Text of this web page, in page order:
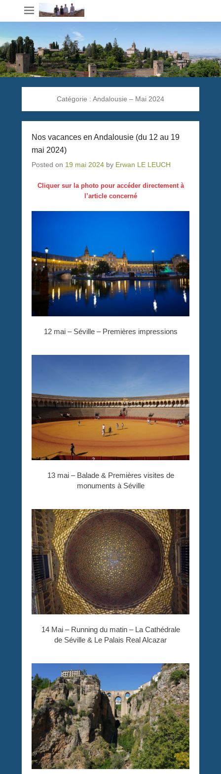
Catégorie : Andalousie – Mai 2024
Nos vacances en Andalousie (du 12 au 19
mai 2024)
Posted on 19 mai 2024 by Erwan LE LEUCH
Cliquer sur la photo pour accéder directement à
l’article concerné
12 mai – Séville – Premières impressions
13 mai – Balade & Premières visites de
monuments à Séville
14 Mai – Running du matin – La Cathédrale
de Séville & Le Palais Real Alcazar